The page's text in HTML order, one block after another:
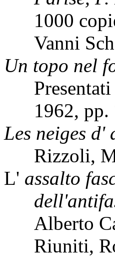
1000
Vanni
Un topo nel
1962, pp.
Les neiges d'
Rizzoli,
L' assalto
Alberto
Riuniti,